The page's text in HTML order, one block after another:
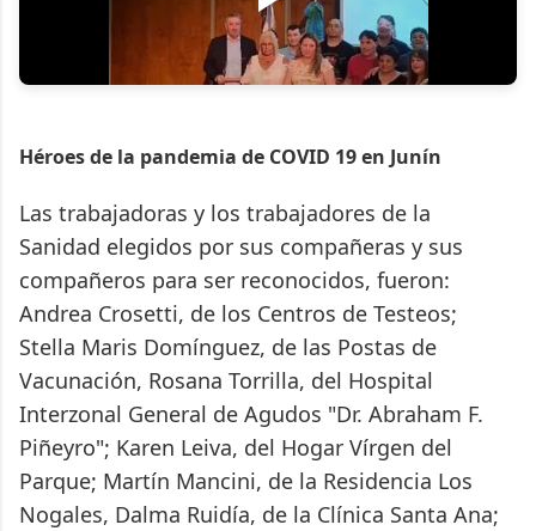
Héroes de la pandemia de COVID 19 en Junín
Las trabajadoras y los trabajadores de la
Sanidad elegidos por sus compañeras y sus
compañeros para ser reconocidos, fueron:
Andrea Crosetti, de los Centros de Testeos;
Stella Maris Domínguez, de las Postas de
Vacunación, Rosana Torrilla, del Hospital
Interzonal General de Agudos "Dr. Abraham F.
Piñeyro"; Karen Leiva, del Hogar Vírgen del
Parque; Martín Mancini, de la Residencia Los
Nogales, Dalma Ruidía, de la Clínica Santa Ana;